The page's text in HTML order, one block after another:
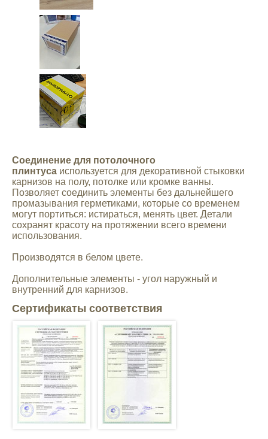
Соединение для потолочного
плинтусаиспользуется для декоративной стыковки
карнизов на полу, потолке или кромке ванны.
Позволяет соединить элементы без дальнейшего
промазывания герметиками, которые со временем
могут портиться: истираться, менять цвет. Детали
сохранят красоту на протяжении всего времени
использования.
Производятся в белом цвете.
Дополнительные элементы - угол наружный и
внутренний для карнизов.
Сертификаты соответствия
Mitsubishi
Renault
Volkswagen
УАЗ
Дополнительные товары